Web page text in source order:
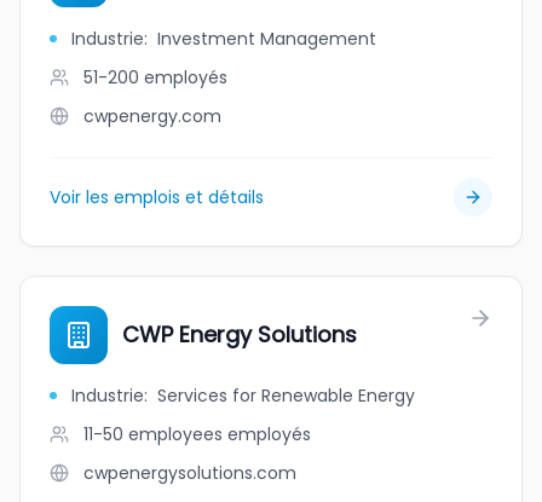
Industrie: Investment Management
51-200 employés
cwpenergy.com
Voir les emplois et détails
CWP Energy Solutions
Industrie: Services for Renewable Energy
11-50 employees employés
cwpenergysolutions.com